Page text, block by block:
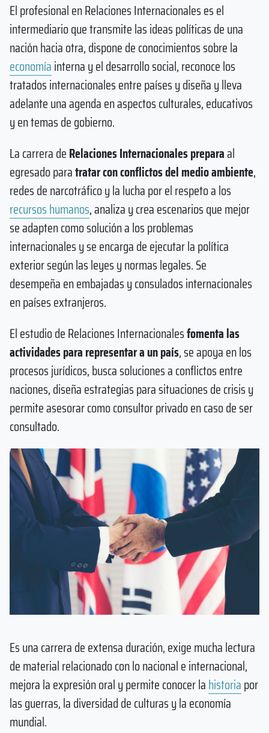
El profesional en Relaciones Internacionales es el
intermediario que transmite las ideas políticas de una
nación hacia otra, dispone de conocimientos sobre la
economíainterna y el desarrollo social, reconoce los
tratados internacionales entre países y diseña y lleva
adelante una agenda en aspectos culturales, educativos
y en temas de gobierno.
La carrera deRelaciones Internacionalespreparaal
egresado paratratar con conflictos del medio ambiente,
redes de narcotráfico y la lucha por el respeto a los
recursos humanos, analiza y crea escenarios que mejor
se adapten como solución a los problemas
internacionales y se encarga de ejecutar la política
exterior según las leyes y normas legales. Se
desempeña en embajadas y consulados internacionales
en países extranjeros.
El estudio de Relaciones Internacionalesfomenta las
actividades para representar a un país, se apoya en los
procesos jurídicos, busca soluciones a conflictos entre
naciones, diseña estrategias para situaciones de crisis y
permite asesorar como consultor privado en caso de ser
consultado.
Es una carrera de extensa duración, exige mucha lectura
de material relacionado con lo nacional e internacional,
mejora la expresión oral y permite conocer lahistoriapor
las guerras, la diversidad de culturas y la economía
mundial.